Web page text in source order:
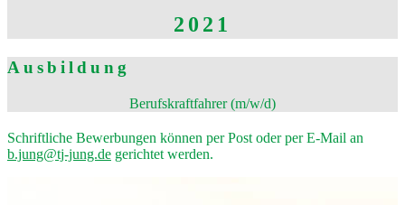
2021
Ausbildung
Berufskraftfahrer (m/w/d)
Schriftliche Bewerbungen können per Post oder per E-Mail an
b.jung@tj-jung.de gerichtet werden.